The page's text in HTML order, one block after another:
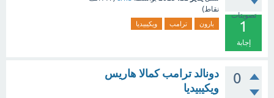
تصويتات
1
إجابة
نقاط)
بارون ترامب ويكيبيديا
0
دونالد ترامب كمالا هاريس
ويكيبيديا